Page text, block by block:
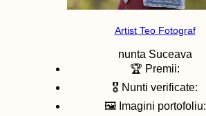
Artist Teo Fotograf
nunta Suceava
🏆 Premii:
🎖️ Nunti verificate:
🖼️ Imagini portofoliu: